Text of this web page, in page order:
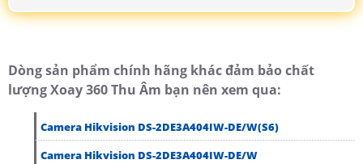
Dòng sản phẩm chính hãng khác đảm bảo chất
lượng Xoay 360 Thu Âm bạn nên xem qua:
Camera Hikvision DS-2DE3A404IW-DE/W(S6)
Camera Hikvision DS-2DE3A404IW-DE/W